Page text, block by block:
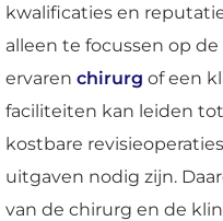
kwalificaties en
alleen te focussen op
ervaren chirurg of een
faciliteiten kan leiden
kostbare
uitgaven nodig zijn.
van de chirurg en de